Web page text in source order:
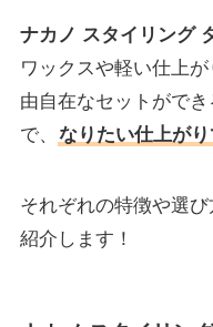
ナカノ スタイリング
ワックスや軽い仕上
由自在なセットがで
で、 なりたい仕上が
それぞれの特徴や選
紹介します！